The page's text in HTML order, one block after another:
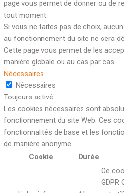
page vous permet de donner ou de
tout moment.
Si vous ne faites pas de choix,
au fonctionnement du site ne sera
Cette page vous permet de les
manière globale ou au cas par cas.
Nécessaires
Nécessaires
Toujours activé
Les cookies nécessaires sont
fonctionnement du site Web. Ces
fonctionnalités de base et les
de manière anonyme.
Cookie
Durée
Ce
GDPR